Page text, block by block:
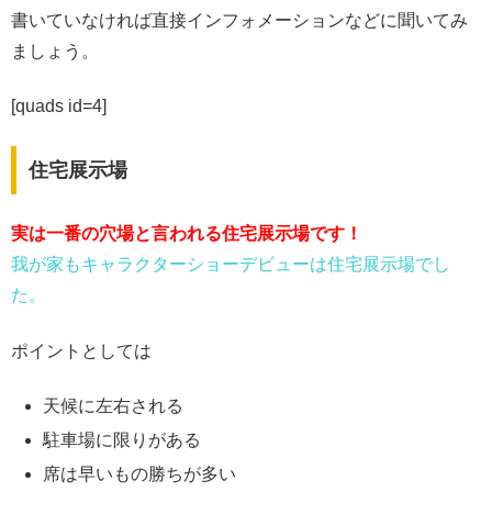
書いていなければ直接インフォメーションなどに聞いてみ
ましょう。
[quads id=4]
住宅展示場
実は一番の穴場と言われる住宅展示場です！
我が家もキャラクターショーデビューは住宅展示場でし
た。
ポイントとしては
天候に左右される
駐車場に限りがある
席は早いもの勝ちが多い